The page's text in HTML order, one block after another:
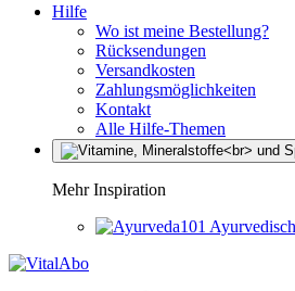
Hilfe
Wo ist meine Bestellung?
Rücksendungen
Versandkosten
Zahlungsmöglichkeiten
Kontakt
Alle Hilfe-Themen
Mehr Inspiration